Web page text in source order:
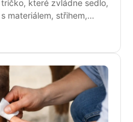
které zvládne sedlo,
materiálem, střihem,